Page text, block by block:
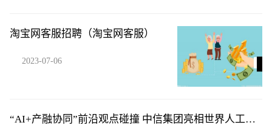
淘宝网客服招聘（淘宝网客服）
2023-07-06
“AI+产融协同”前沿观点碰撞 中信集团亮相世界人工智